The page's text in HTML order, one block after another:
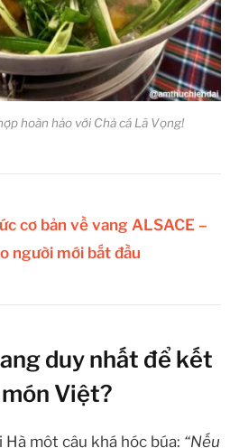
hoàn hảo với Chả cá Lã Vọng!
cơ bản về vang ALSACE –
người mới bắt đầu
duy nhất để kết
Việt?
một câu khá hóc búa: “Nếu